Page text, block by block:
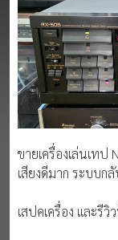
ขายเครื่องเล่นเทป
เสียงดีมาก ระบบก
เสปคเครื่อง และรีวิ